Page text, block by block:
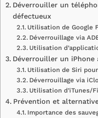
Déverrouiller un
défectueux
Utilisation de Google
Déverrouillage via
Utilisation
Déverrouiller un
Utilisation de Siri
Déverrouillage via
Utilisation d’iTunes/
Prévention et
Importance des